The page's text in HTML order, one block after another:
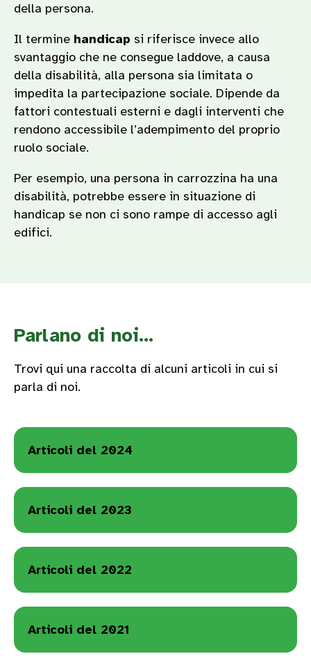
della persona.
Il termine handicap si riferisce invece allo
svantaggio che ne consegue laddove, a causa
della disabilità, alla persona sia limitata o
impedita la partecipazione sociale. Dipende da
fattori contestuali esterni e dagli interventi che
rendono accessibile l’adempimento del proprio
ruolo sociale.
Per esempio, una persona in carrozzina ha una
disabilità, potrebbe essere in situazione di
handicap se non ci sono rampe di accesso agli
edifici.
Parlano di noi...
Trovi qui una raccolta di alcuni articoli in cui si
parla di noi.
Articoli del 2024
Articoli del 2023
Articoli del 2022
Articoli del 2021